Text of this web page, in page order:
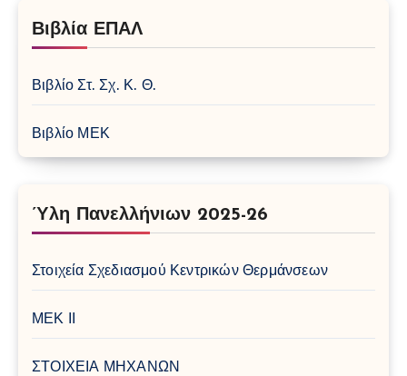
Βιβλία ΕΠΑΛ
Βιβλίο Στ. Σχ. Κ. Θ.
Βιβλίο ΜΕΚ
Ύλη Πανελλήνιων 2025-26
Στοιχεία Σχεδιασμού Κεντρικών Θερμάνσεων
ΜΕΚ ΙΙ
ΣΤΟΙΧΕΙΑ ΜΗΧΑΝΩΝ